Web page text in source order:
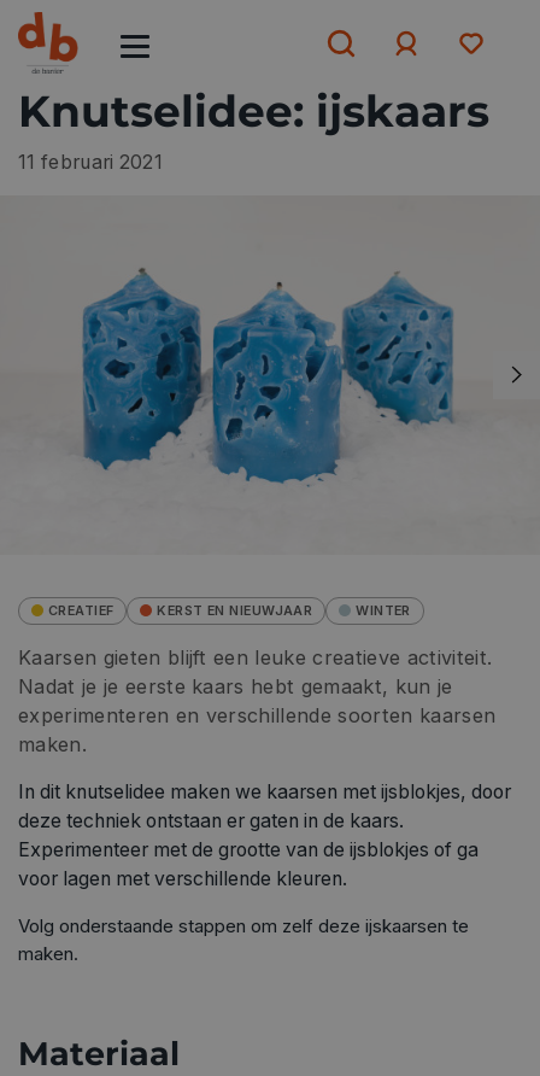
Knutselidee: ijskaars
11 februari 2021
CREATIEF KERST EN NIEUWJAAR WINTER
Kaarsen gieten blijft een leuke creatieve activiteit.
Nadat je je eerste kaars hebt gemaakt, kun je
experimenteren en verschillende soorten kaarsen
maken.
In dit knutselidee maken we kaarsen met ijsblokjes, door
deze techniek ontstaan er gaten in de kaars.
Experimenteer met de grootte van de ijsblokjes of ga
voor lagen met verschillende kleuren.
Volg onderstaande stappen om zelf deze ijskaarsen te
maken.
Materiaal